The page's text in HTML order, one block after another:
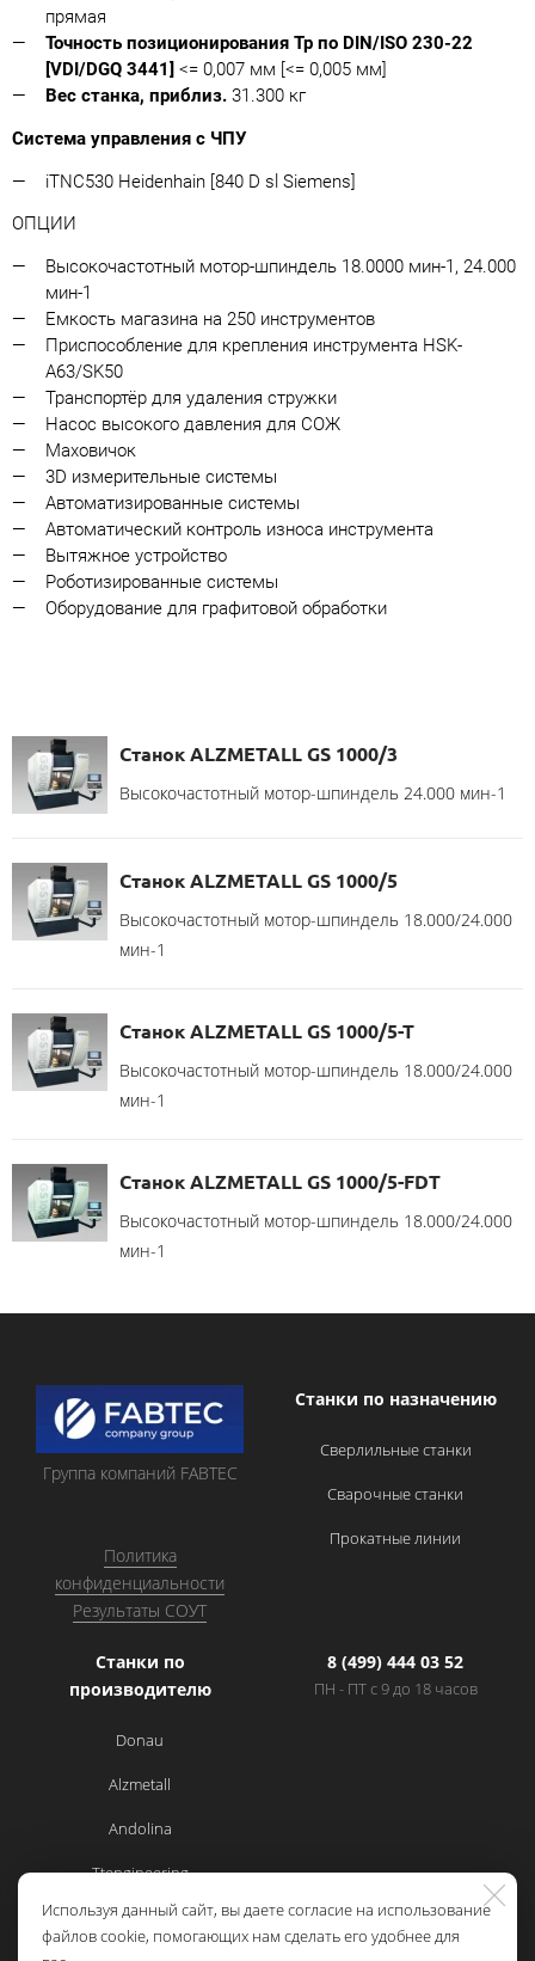
прямая
Точность позиционирования Tp по DIN/ISO 230-22
[VDI/DGQ 3441] <= 0,007 мм [<= 0,005 мм]
Вес станка, приблиз. 31.300 кг
Система управления с ЧПУ
iTNC530 Heidenhain [840 D sl Siemens]
ОПЦИИ
Высокочастотный мотор-шпиндель 18.0000 мин-1, 24.000
мин-1
Емкость магазина на 250 инструментов
Приспособление для крепления инструмента HSK-
A63/SK50
Транспортёр для удаления стружки
Насос высокого давления для СОЖ
Маховичок
3D измерительные системы
Автоматизированные системы
Автоматический контроль износа инструмента
Вытяжное устройство
Роботизированные системы
Оборудование для графитовой обработки
Станок ALZMETALL GS 1000/3
Высокочастотный мотор-шпиндель 24.000 мин-1
Станок ALZMETALL GS 1000/5
Высокочастотный мотор-шпиндель 18.000/24.000
мин-1
Станок ALZMETALL GS 1000/5-T
Высокочастотный мотор-шпиндель 18.000/24.000
мин-1
Станок ALZMETALL GS 1000/5-FDT
Высокочастотный мотор-шпиндель 18.000/24.000
мин-1
Группа компаний FABTEC
Политика
конфиденциальности
Результаты СОУТ
Станки по назначению
Сверлильные станки
Сварочные станки
Прокатные линии
Станки по
производителю
Donau
Alzmetall
Andolina
Ttengineering
Cemsa
8 (499) 444 03 52
ПН - ПТ с 9 до 18 часов
Используя данный сайт, вы даете согласие на использование
файлов cookie, помогающих нам сделать его удобнее для